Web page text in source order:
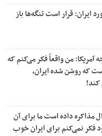
ایران: قرار است تنگه‌ها باز
آمریکا: من واقعاً فکر می‌کنم که
که روشن شده ایران،
کند!
مذاکره داده است ما برای آن
فکر نمی‌کنم برای ایران خوب